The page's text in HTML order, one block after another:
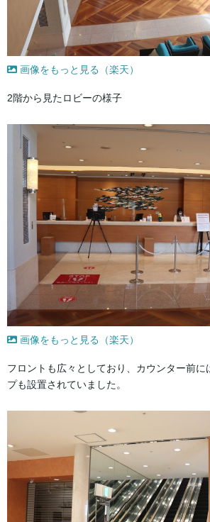
画像をもっと見る（楽天）
2階から見たロビーの様子
画像をもっと見る（楽天）
フロントも広々としており、カウンター前に
プも設置されていました。